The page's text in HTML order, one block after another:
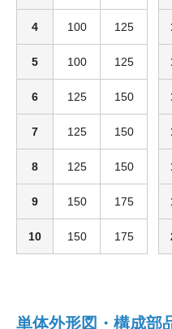
4 100 125
5 100 125
6 125 150
7 125 150
8 125 150
9 150 175
10 150 175
単体外形図・構成部